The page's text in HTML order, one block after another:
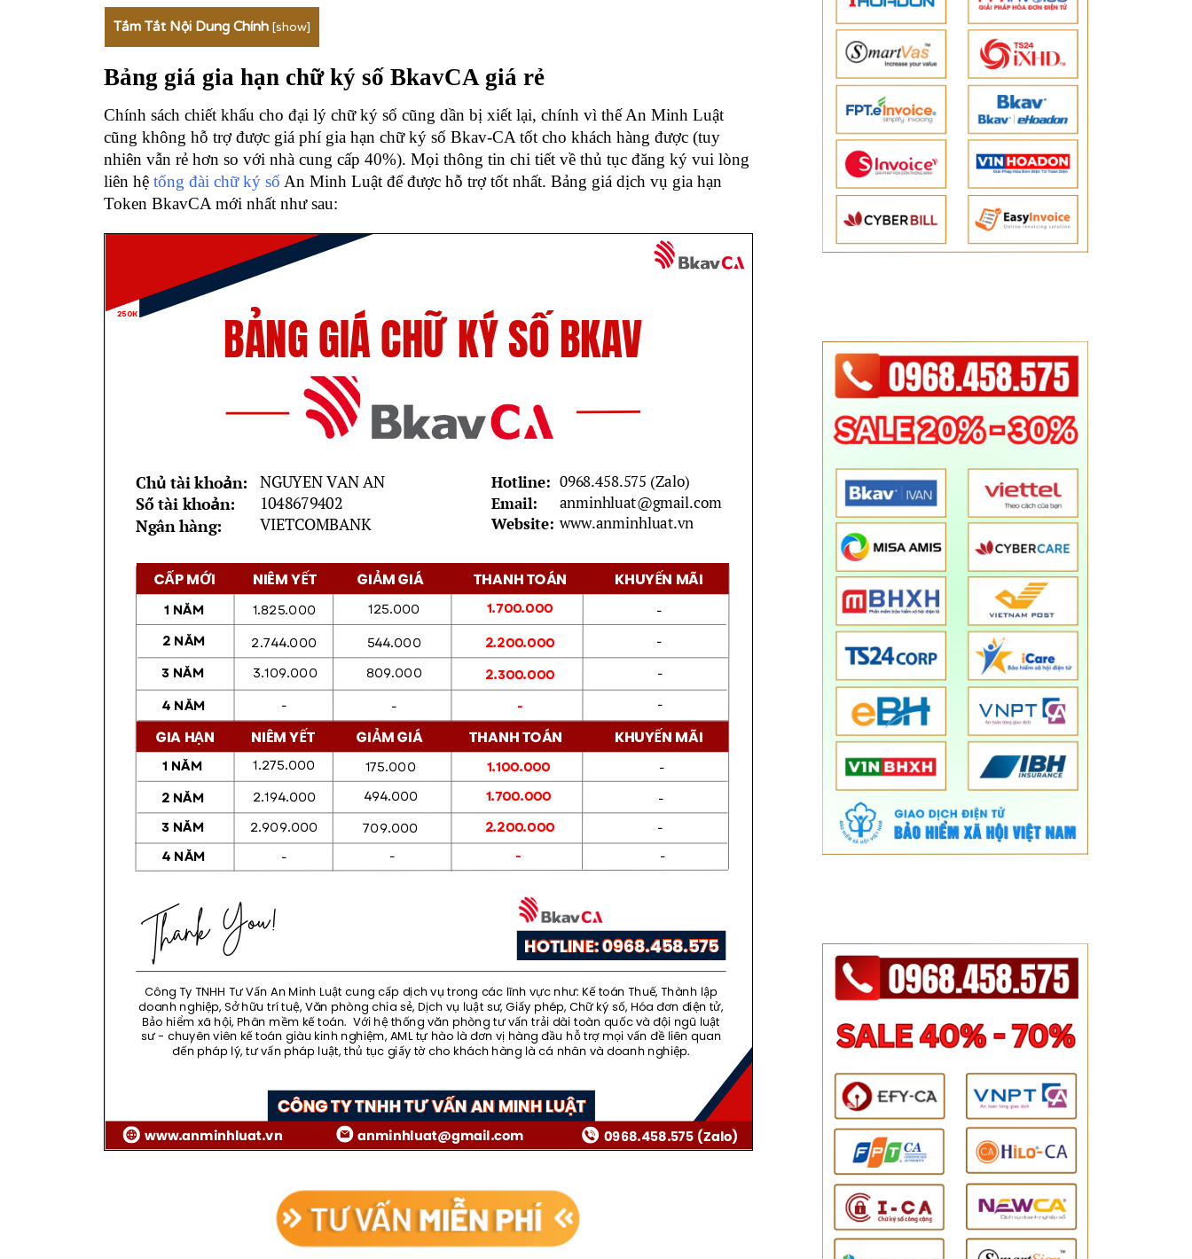
Tắm Tắt Nội Dung Chính [show]
Bảng giá gia hạn chữ ký số BkavCA giá rẻ
Chính sách chiết khấu cho đại lý chữ ký số cũng dần bị xiết lại, chính vì thế An Minh Luật
cũng không hỗ trợ được giá phí gia hạn chữ ký số Bkav-CA tốt cho khách hàng được (tuy
nhiên vẫn rẻ hơn so với nhà cung cấp 40%). Mọi thông tin chi tiết về thủ tục đăng ký vui lòng
liên hệ tổng đài chữ ký số An Minh Luật để được hỗ trợ tốt nhất. Bảng giá dịch vụ gia hạn
Token BkavCA mới nhất như sau: